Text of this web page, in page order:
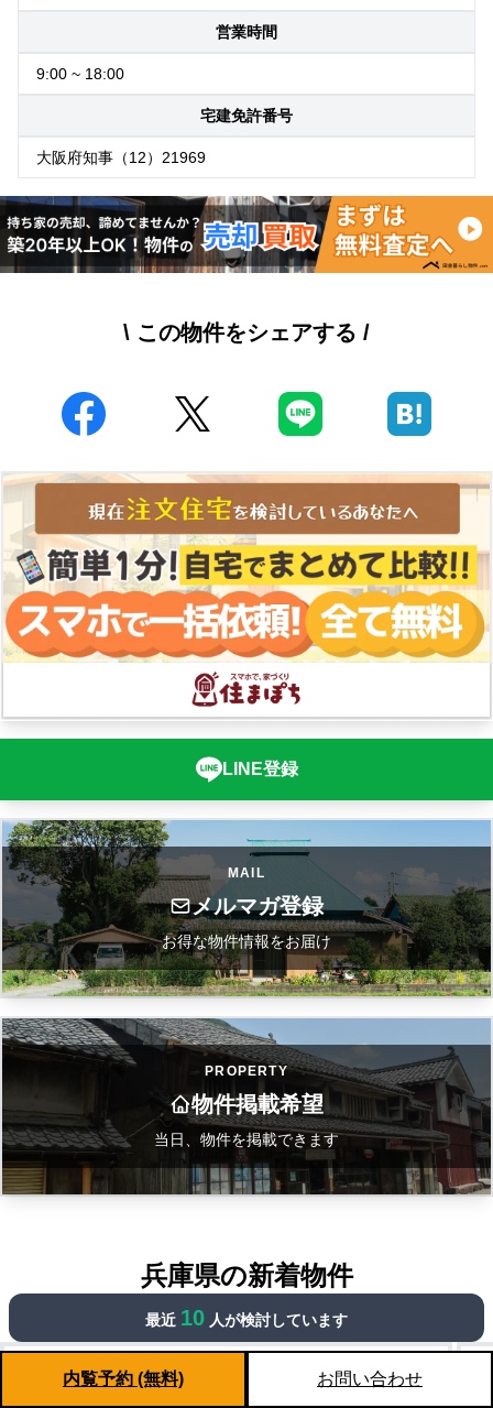
営業時間
9:00 ~ 18:00
宅建免許番号
大阪府知事（12）21969
\ この物件をシェアする /
LINE登録
MAIL
メルマガ登録
お得な物件情報をお届け
PROPERTY
物件掲載希望
当日、物件を掲載できます
兵庫県の新着物件
PREFECTURE PROPERTIES
【兵庫県】湯船から絶景！四季折々の景色を望む別荘物件
最近 10 人が検討しています
内覧予約 (無料) お問い合わせ